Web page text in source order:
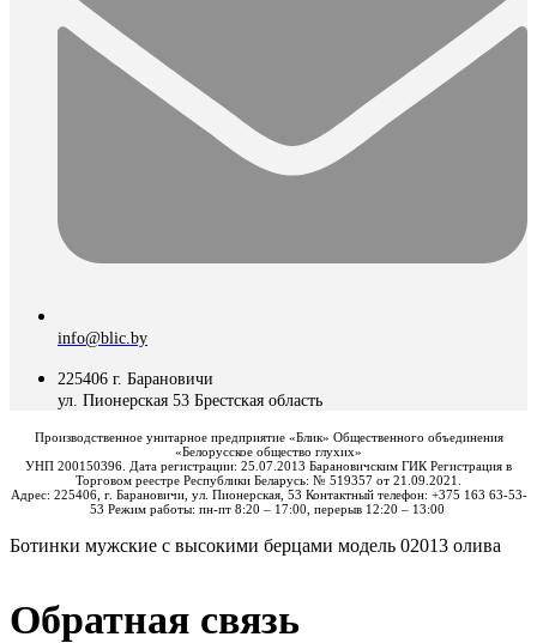
info@blic.by
225406 г. Барановичи
ул. Пионерская 53 Брестская область
Производственное унитарное предприятие «Блик» Общественного объединения
«Белорусское общество глухих»
УНП 200150396. Дата регистрации: 25.07.2013 Барановичским ГИК Регистрация в
Торговом реестре Республики Беларусь: № 519357 от 21.09.2021.
Адрес: 225406, г. Барановичи, ул. Пионерская, 53 Контактный телефон: +375 163 63-53-
53 Режим работы: пн-пт 8:20 – 17:00, перерыв 12:20 – 13:00
Ботинки мужские с высокими берцами модель 02013 олива
Обратная связь